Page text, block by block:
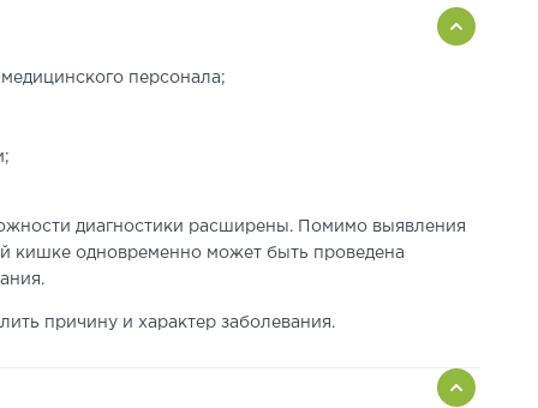
персонала;
диагностики расширены. Помимо выявления
кишке одновременно может быть проведена
причину и характер заболевания.